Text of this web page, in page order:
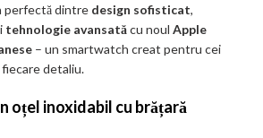
perfectă dintre design sofisticat,
tehnologie avansatăcu noul Apple
– un smartwatch creat pentru cei
fiecare detaliu.
oțel inoxidabil cu brățară